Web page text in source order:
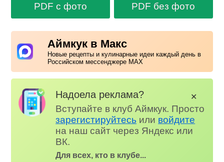
PDF с фото PDF без фото
Аймкук в Макс
Новые рецепты и кулинарные идеи каждый день в
Российском мессенджере MAX
Надоела реклама?
Вступайте в клуб Аймкук. Просто
зарегистируйтесь или войдите
на наш сайт через Яндекс или
ВК.
Для всех, кто в клубе...
✕